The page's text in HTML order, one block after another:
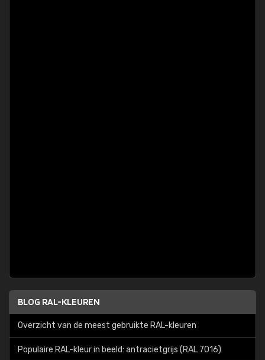
BLOG RAL-KLEUREN
Overzicht van de meest gebruikte RAL-kleuren
Populaire RAL-kleur in beeld: antracietgrijs (RAL 7016)